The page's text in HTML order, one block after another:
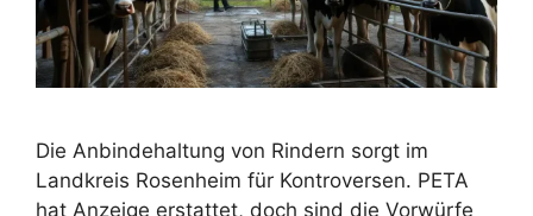
Die Anbindehaltung von Rindern sorgt im
Landkreis Rosenheim für Kontroversen. PETA
hat Anzeige erstattet, doch sind die Vorwürfe